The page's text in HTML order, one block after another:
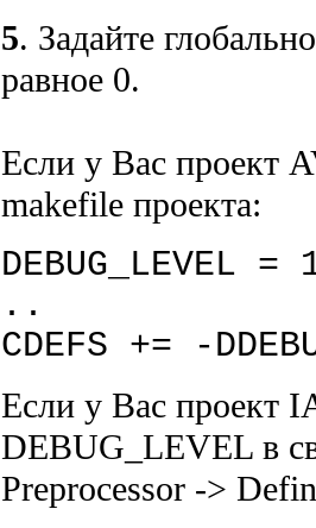
5. Задайте
равное 0.
Если у Вас проект
makefile проекта:
DEBUG_LEVEL =
..
CDEFS += -
Если у Вас проект
DEBUG_LEVEL в
Preprocessor ->